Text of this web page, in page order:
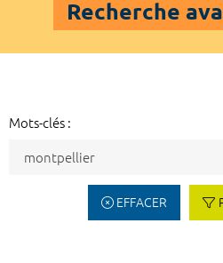
Recherche
Mots-clés :
EFFACER